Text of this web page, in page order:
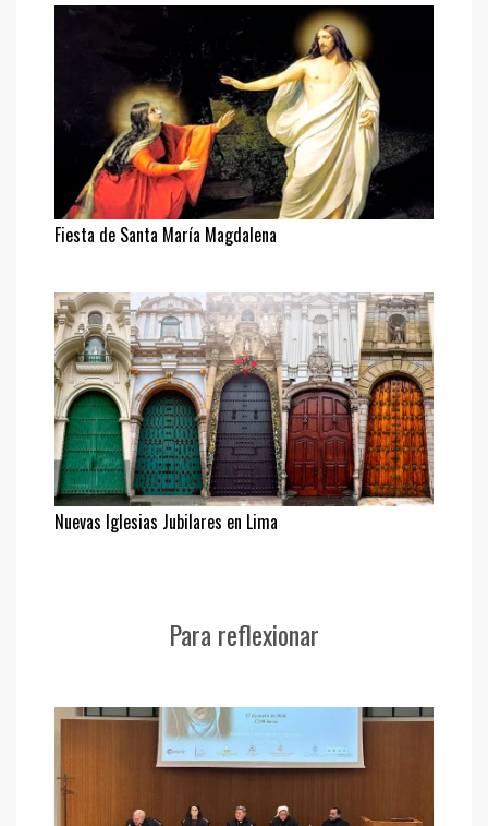
Fiesta de Santa María Magdalena
Nuevas Iglesias Jubilares en Lima
Para reflexionar